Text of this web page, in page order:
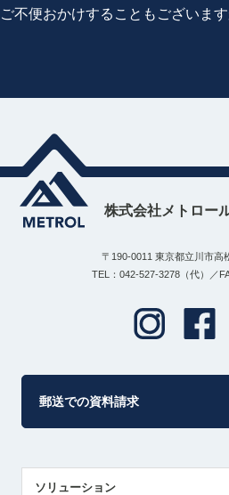
ご不便おかけすることもございま
株式会社メトロー
〒190-0011 東京都立川市高
TEL：042-527-3278（代）／
郵送での資料請求
ソリューション